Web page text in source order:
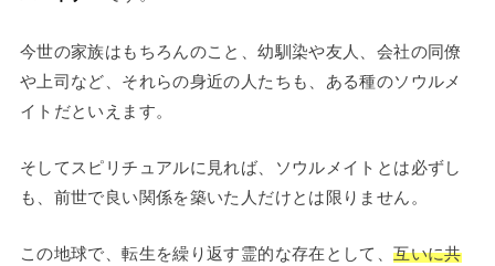
今世の家族はもちろんのこと、幼馴染や友人、会社の同僚
や上司など、それらの身近の人たちも、ある種のソウルメ
イトだといえます。
そしてスピリチュアルに見れば、ソウルメイトとは必ずし
も、前世で良い関係を築いた人だけとは限りません。
この地球で、転生を繰り返す霊的な存在として、互いに共